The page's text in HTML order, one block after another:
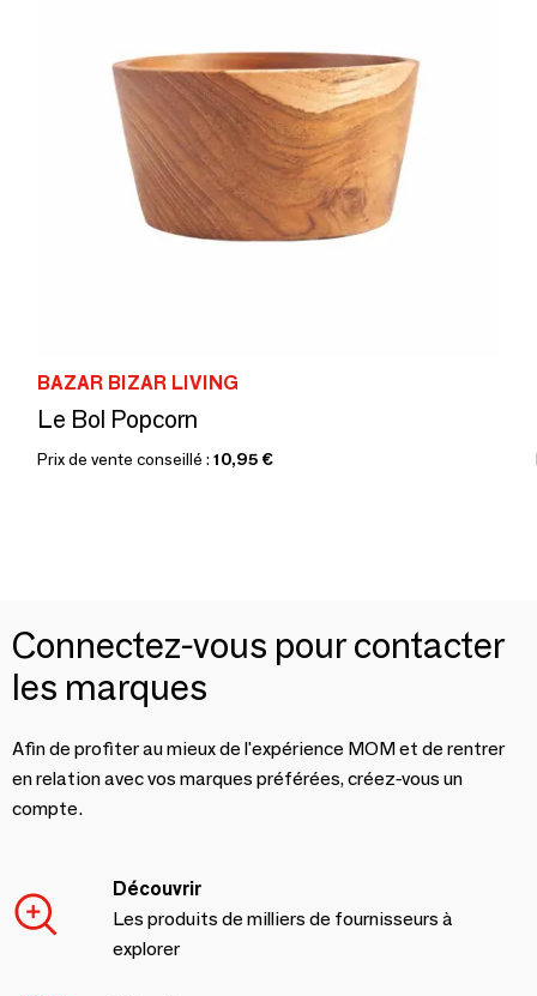
BAZAR BIZAR LIVING
Le Bol Popcorn
Prix de vente conseillé : 10,95 €
Connectez-vous pour contacter
les marques
Afin de profiter au mieux de l'expérience MOM et de rentrer
en relation avec vos marques préférées, créez-vous un
compte.
Découvrir
Les produits de milliers de fournisseurs à
explorer